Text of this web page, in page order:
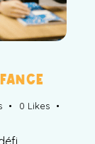
0 Likes